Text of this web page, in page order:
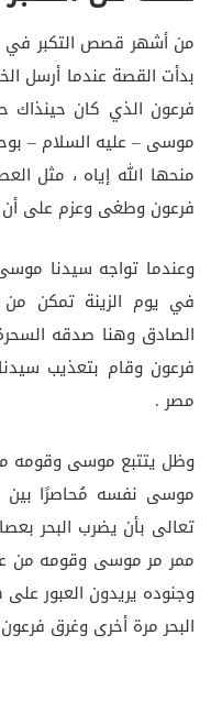
من أشهر قصص التكبر
بدأت القصة عندما أرسل
فرعون الذي كان حينذاك
موسى – عليه السلام –
منحها الله إياه ، مثل
فرعون وطغى وعزم على
وعندما تواجه سيدنا
في يوم الزينة تمكن من
الصادق وهنا صدقه
فرعون وقام بتعذيب
مصر .
وظل يتتبع موسى وقومه
موسى نفسه مُحاصرًا بين
تعالى بأن يضرب البحر
ممر مر موسى وقومه من
وجنوده يريدون العبور على
البحر مرة أخرى وغرق